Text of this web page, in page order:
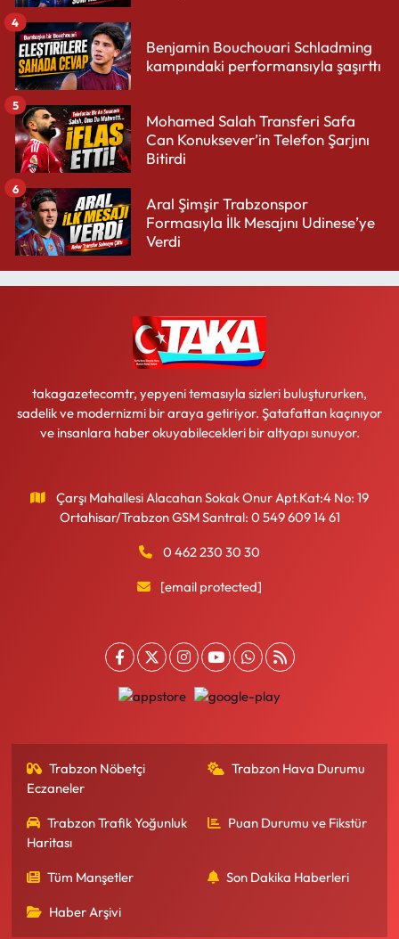
Benjamin Bouchouari Schladming
kampındaki performansıyla şaşırttı
4
Mohamed Salah Transferi Safa
Can Konuksever’in Telefon Şarjını
Bitirdi
5
Aral Şimşir Trabzonspor
Formasıyla İlk Mesajını Udinese’ye
Verdi
6
takagazetecomtr, yepyeni temasıyla sizleri buluştururken,
sadelik ve modernizmi bir araya getiriyor. Şatafattan kaçınıyor
ve insanlara haber okuyabilecekleri bir altyapı sunuyor.
Çarşı Mahallesi Alacahan Sokak Onur Apt.Kat:4 No: 19
Ortahisar/Trabzon GSM Santral: 0 549 609 14 61
0 462 230 30 30
[email protected]
Trabzon Nöbetçi
Eczaneler
Trabzon Hava Durumu
Trabzon Trafik Yoğunluk
Haritası
Puan Durumu ve Fikstür
Tüm Manşetler Son Dakika Haberleri
Haber Arşivi